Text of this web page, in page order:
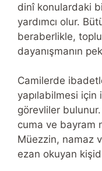
dinî konulardaki
yardımcı olur.
beraberlikle,
dayanışmanın
Camilerde
yapılabilmesi
görevliler bulunur.
cuma ve bayram
Müezzin, namaz
ezan okuyan